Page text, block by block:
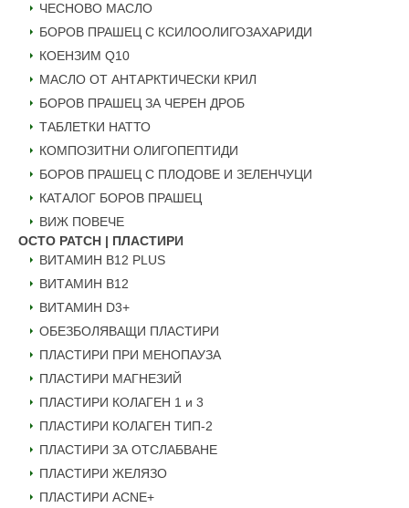
ЧЕСНОВО МАСЛО
БОРОВ ПРАШЕЦ С КСИЛООЛИГОЗАХАРИДИ
КОЕНЗИМ Q10
МАСЛО ОТ АНТАРКТИЧЕСКИ КРИЛ
БОРОВ ПРАШЕЦ ЗА ЧЕРЕН ДРОБ
ТАБЛЕТКИ НАТТО
КОМПОЗИТНИ ОЛИГОПЕПТИДИ
БОРОВ ПРАШЕЦ С ПЛОДОВЕ И ЗЕЛЕНЧУЦИ
КАТАЛОГ БОРОВ ПРАШЕЦ
ВИЖ ПОВЕЧЕ
OCTO PATCH | ПЛАСТИРИ
ВИТАМИН B12 PLUS
ВИТАМИН B12
ВИТАМИН D3+
ОБЕЗБОЛЯВАЩИ ПЛАСТИРИ
ПЛАСТИРИ ПРИ МЕНОПАУЗА
ПЛАСТИРИ МАГНЕЗИЙ
ПЛАСТИРИ КОЛАГЕН 1 и 3
ПЛАСТИРИ КОЛАГЕН ТИП-2
ПЛАСТИРИ ЗА ОТСЛАБВАНЕ
ПЛАСТИРИ ЖЕЛЯЗО
ПЛАСТИРИ ACNE+